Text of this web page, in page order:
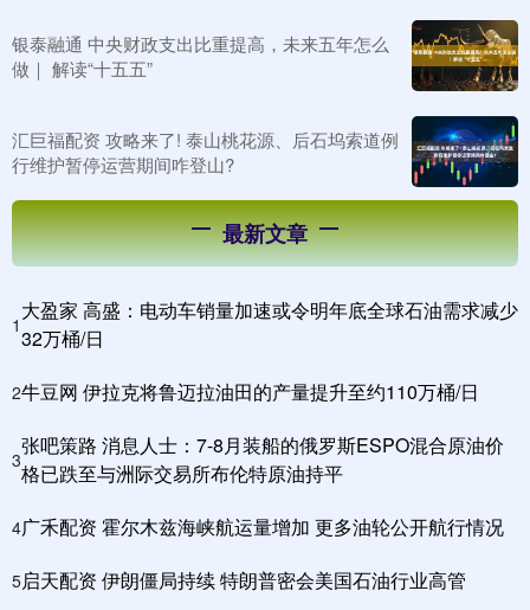
银泰融通 中央财政支出比重提高，未来五年怎么
做｜ 解读“十五五”
汇巨福配资 攻略来了! 泰山桃花源、后石坞索道例
行维护暂停运营期间咋登山?
最新文章
1
大盈家 高盛：电动车销量加速或令明年底全球石油需求减少
32万桶/日
2牛豆网 伊拉克将鲁迈拉油田的产量提升至约110万桶/日
3
张吧策路 消息人士：7-8月装船的俄罗斯ESPO混合原油价
格已跌至与洲际交易所布伦特原油持平
4广禾配资 霍尔木兹海峡航运量增加 更多油轮公开航行情况
5启天配资 伊朗僵局持续 特朗普密会美国石油行业高管